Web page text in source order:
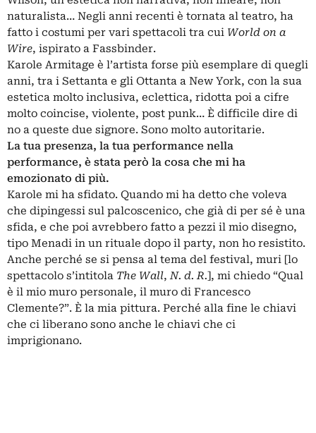
naturalista… Negli anni recenti è tornata al teatro, ha
fatto i costumi per vari spettacoli tra cui World on a
Wire, ispirato a Fassbinder.
Karole Armitage è l’artista forse più esemplare di quegli
anni, tra i Settanta e gli Ottanta a New York, con la sua
estetica molto inclusiva, eclettica, ridotta poi a cifre
molto coincise, violente, post punk… È difficile dire di
no a queste due signore. Sono molto autoritarie.
La tua presenza, la tua performance nella
performance, è stata però la cosa che mi ha
emozionato di più.
Karole mi ha sfidato. Quando mi ha detto che voleva
che dipingessi sul palcoscenico, che già di per sé è una
sfida, e che poi avrebbero fatto a pezzi il mio disegno,
tipo Menadi in un rituale dopo il party, non ho resistito.
Anche perché se si pensa al tema del festival, muri [lo
spettacolo s’intitola The Wall,N. d. R.], mi chiedo “Qual
è il mio muro personale, il muro di Francesco
Clemente?”. È la mia pittura. Perché alla fine le chiavi
che ci liberano sono anche le chiavi che ci
imprigionano.